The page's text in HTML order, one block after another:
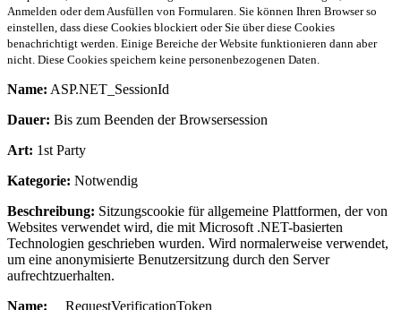
Anmelden oder dem Ausfüllen von Formularen. Sie können Ihren Browser so
einstellen, dass diese Cookies blockiert oder Sie über diese Cookies
benachrichtigt werden. Einige Bereiche der Website funktionieren dann aber
nicht. Diese Cookies speichern keine personenbezogenen Daten.
Name: ASP.NET_SessionId
Dauer: Bis zum Beenden der Browsersession
Art: 1st Party
Kategorie: Notwendig
Beschreibung: Sitzungscookie für allgemeine Plattformen, der von
Websites verwendet wird, die mit Microsoft .NET-basierten
Technologien geschrieben wurden. Wird normalerweise verwendet,
um eine anonymisierte Benutzersitzung durch den Server
aufrechtzuerhalten.
Name: __RequestVerificationToken